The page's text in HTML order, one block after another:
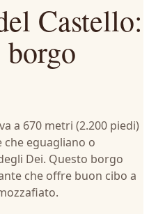
Castello:
a 670 metri (2.200 piedi)
eguagliano o
Dei. Questo borgo
che offre buon cibo a